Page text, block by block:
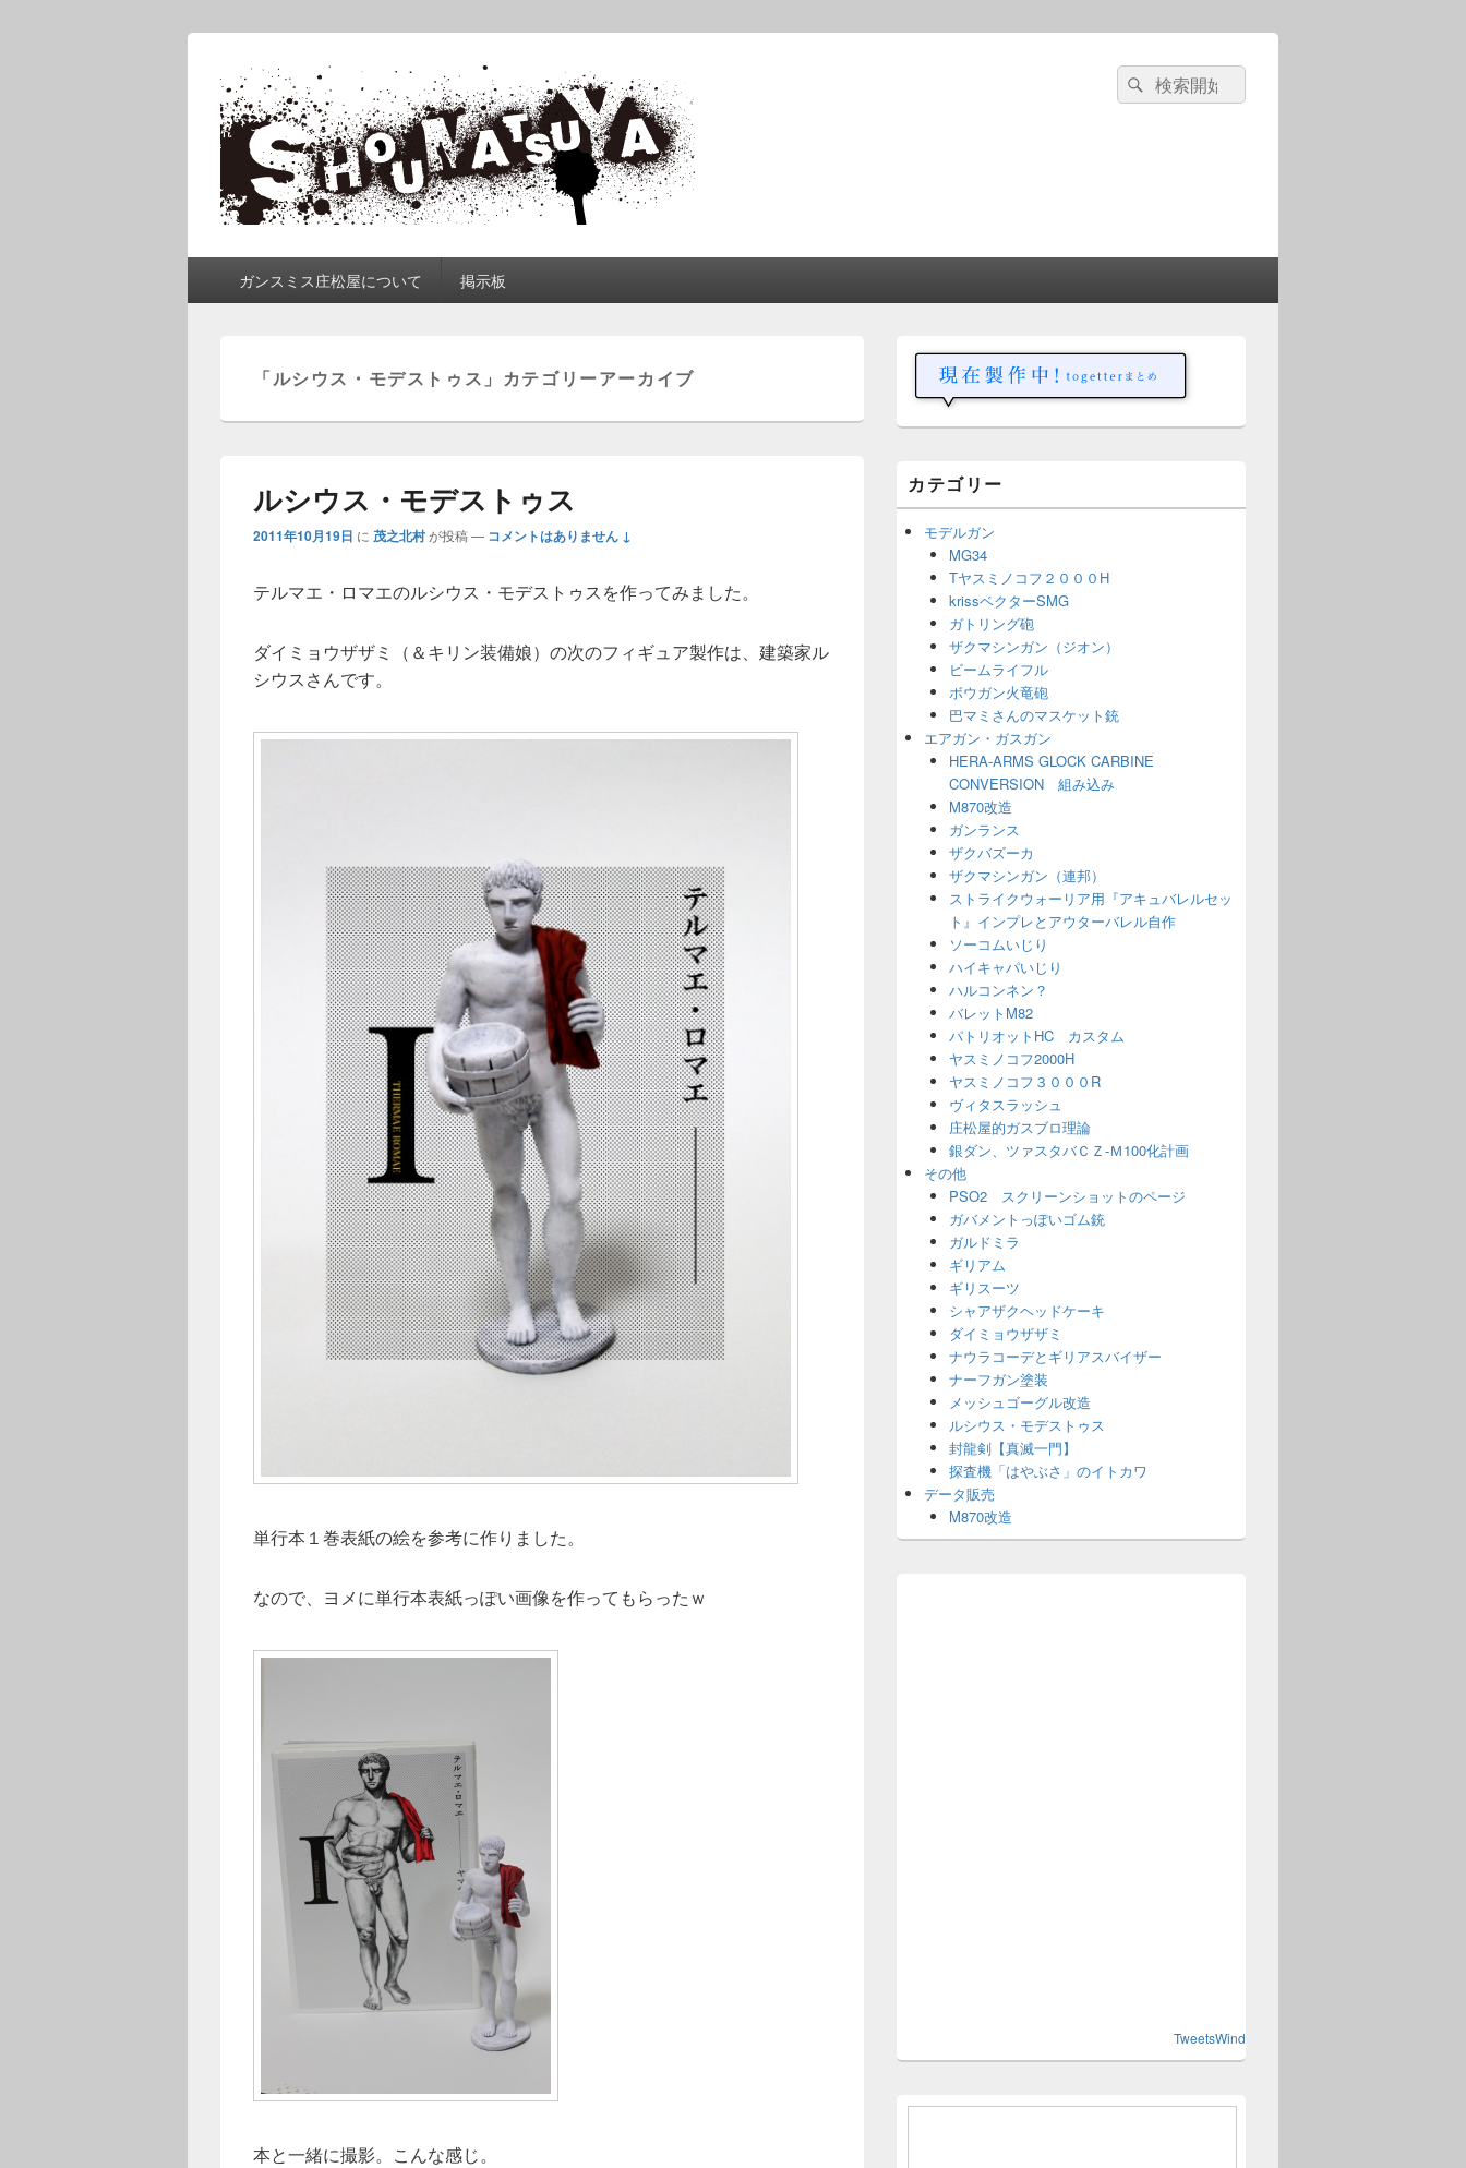
ガンスミス 庄松屋
庄松屋は様々なガンスミスを 製作途中や動画を交えて公開しています。
検
索
検
索
ガンスミス庄松屋について 掲示板
「ルシウス・モデストゥス 」カテゴリーアーカイブ
ルシウス・モデストゥス
2011年10月19日 に 茂之北村が投稿 — コメントはありません ↓
テルマエ・ロマエのルシウス・モデストゥスを作ってみました。
ダイミョウザザミ（＆キリン装備娘）の次のフィギュア製作は、建築家ル
シウスさんです。
単行本１巻表紙の絵を参考に作りました。
なので、ヨメに単行本表紙っぽい画像を作ってもらったｗ
本と一緒に撮影。こんな感じ。
イ
ー
ウ
ジ
カテゴリー
モデルガン
MG34
Tヤスミノコフ２０００H
krissベクターSMG
ガトリング砲
ザクマシンガン（ジオン）
ビームライフル
ボウガン火竜砲
巴マミさんのマスケット銃
エアガン・ガスガン
HERA-ARMS GLOCK CARBINE
CONVERSION 組み込み
M870改造
ガンランス
ザクバズーカ
ザクマシンガン（連邦）
ストライクウォーリア用『アキュバレルセッ
ト』インプレとアウターバレル自作
ソーコムいじり
ハイキャパいじり
ハルコンネン？
バレットM82
パトリオットHC カスタム
ヤスミノコフ2000H
ヤスミノコフ３０００R
ヴィタスラッシュ
庄松屋的ガスブロ理論
銀ダン、ツァスタバＣＺ-Ｍ100化計画
その他
PSO2 スクリーンショットのページ
ガバメントっぽいゴム銃
ガルドミラ
ギリアム
ギリスーツ
シャアザクヘッドケーキ
ダイミョウザザミ
ナウラコーデとギリアスバイザー
ナーフガン塗装
メッシュゴーグル改造
ルシウス・モデストゥス
封龍剣【真滅一門】
探査機「はやぶさ」のイトカワ
データ販売
M870改造
TweetsWind